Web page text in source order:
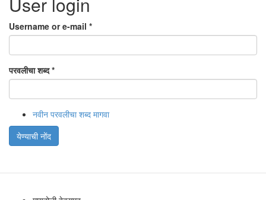
Username or e-mail *
परवलीचा शब्द*
नवीन परवलीचा शब्द मागवा
येण्याची नोंद